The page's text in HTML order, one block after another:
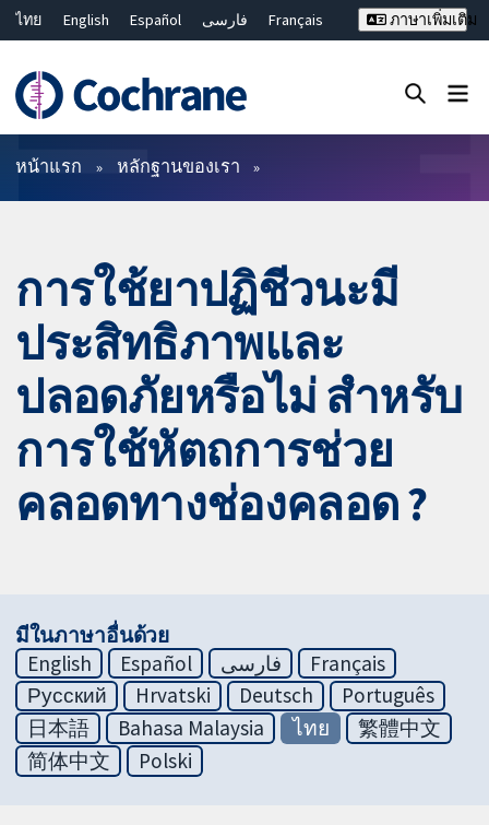
ไทย English Español فارسی
Français
Bahasa Malaysia
繁體中文 简体中文
ภาษาเพิ่มเติม
ตัวกรอง
หน้าแรก หลักฐานของเรา
การใช้ยาปฏิชีวนะมี
ประสิทธิภาพและ
ปลอดภัยหรือไม่ สำหรับ
การใช้หัตถการช่วย
คลอดทางช่องคลอด ?
มีในภาษาอื่นด้วย
English
Español فارسی
Français
Русский
Hrvatski Deutsch
Português
日本語
Bahasa Malaysia ไทย
繁體中文
简体中文
Polski